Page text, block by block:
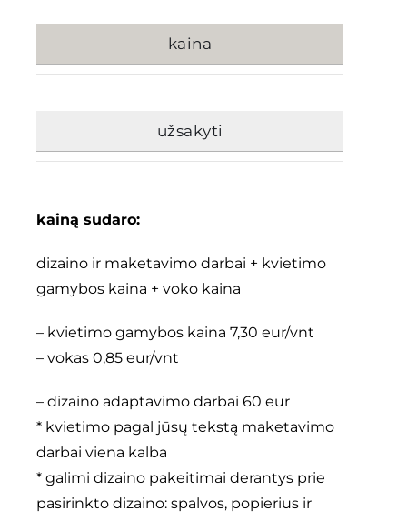
kaina
užsakyti
kainą sudaro:
dizaino ir maketavimo darbai + kvietimo
gamybos kaina + voko kaina
– kvietimo gamybos kaina 7,30 eur/vnt
– vokas 0,85 eur/vnt
– dizaino adaptavimo darbai 60 eur
* kvietimo pagal jūsų tekstą maketavimo
darbai viena kalba
* galimi dizaino pakeitimai derantys prie
pasirinkto dizaino: spalvos, popierius ir